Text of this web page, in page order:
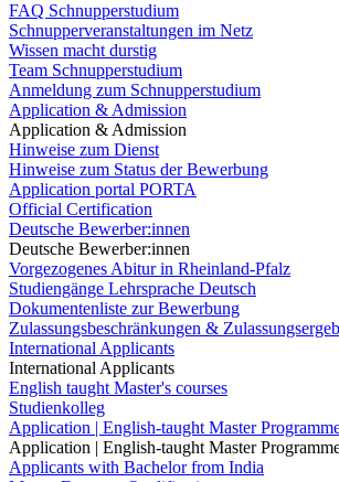
FAQ Schnupperstudium
Schnupperveranstaltungen im Netz
Wissen macht durstig
Team Schnupperstudium
Anmeldung zum Schnupperstudium
Application & Admission
Application & Admission
Hinweise zum Dienst
Hinweise zum Status der Bewerbung
Application portal PORTA
Official Certification
Deutsche Bewerber:innen
Deutsche Bewerber:innen
Vorgezogenes Abitur in Rheinland-Pfalz
Studiengänge Lehrsprache Deutsch
Dokumentenliste zur Bewerbung
Zulassungsbeschränkungen &
International Applicants
International Applicants
English taught Master's courses
Studienkolleg
Application | English-taught Master
Application | English-taught Master
Applicants with Bachelor from India